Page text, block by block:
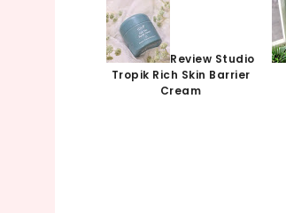
Review Studio
Tropik Rich Skin Barrier
Cream